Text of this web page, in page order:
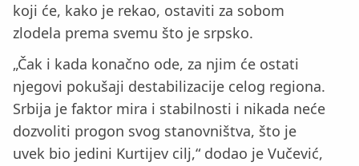
koji će, kako je rekao, ostaviti za sobom
zlodela prema svemu što je srpsko.
„Čak i kada konačno ode, za njim će ostati
njegovi pokušaji destabilizacije celog regiona.
Srbija je faktor mira i stabilnosti i nikada neće
dozvoliti progon svog stanovništva, što je
uvek bio jedini Kurtijev cilj,“ dodao je Vučević,